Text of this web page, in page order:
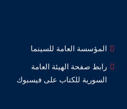
المؤسسة العامة للسينما
رابط صفحة الهيئة العامة
السورية للكتاب على فيسبوك